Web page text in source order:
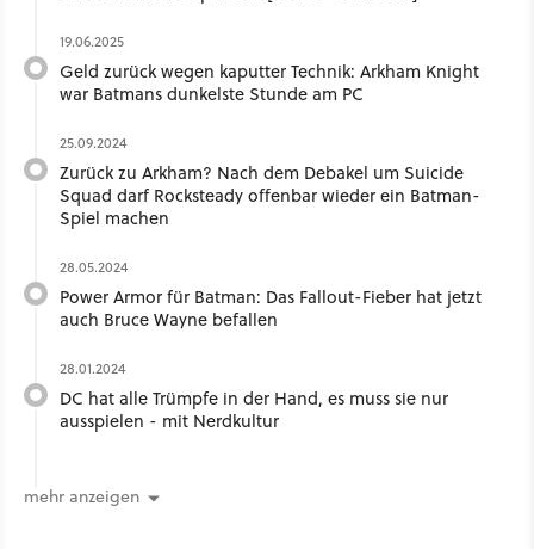
19.06.2025
Geld zurück wegen kaputter Technik: Arkham Knight
war Batmans dunkelste Stunde am PC
25.09.2024
Zurück zu Arkham? Nach dem Debakel um Suicide
Squad darf Rocksteady offenbar wieder ein Batman-
Spiel machen
28.05.2024
Power Armor für Batman: Das Fallout-Fieber hat jetzt
auch Bruce Wayne befallen
28.01.2024
DC hat alle Trümpfe in der Hand, es muss sie nur
ausspielen - mit Nerdkultur
mehr anzeigen